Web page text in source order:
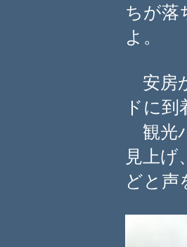
ちが落
よ。
安房
ドに
観光
見上げ
どと声